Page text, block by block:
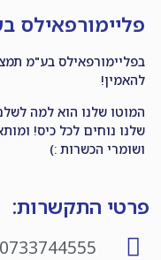
פליימורפאילס
בפליימורפאילס בע"מ
להאמין!
המוטו שלנו הוא למה
שלנו נוחים לכל כיס!
ושומרי הכשרות :)
פרטי התקשרות:
0733744555